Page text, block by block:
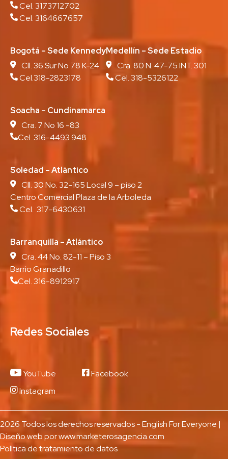
Cel. 3173712702
Cel. 3164667657
Bogotá – Sede Kennedy
Cll. 36 Sur No 78 K-24
Cel.318-2823178
Medellín – Sede Estadio
Cra. 80 N. 47-75 INT. 301
Cel. 318-5326122
Soacha – Cundinamarca
Cra. 7 No 16 -83
Cel. 316-4493 948
Soledad – Atlántico
Cll. 30 No. 32-165 Local 9 – piso 2
Centro Comercial Plaza de la Arboleda
Cel. 317-6430631
Barranquilla – Atlántico
Cra. 44 No. 82-11 – Piso 3
Barrio Granadillo
Cel. 316-8912917
Redes Sociales
YouTube
Facebook
Instagram
2026 Todos los derechos reservados - English For Everyone |
Diseño web porwww.marketerosagencia.com
Política de tratamiento de datos